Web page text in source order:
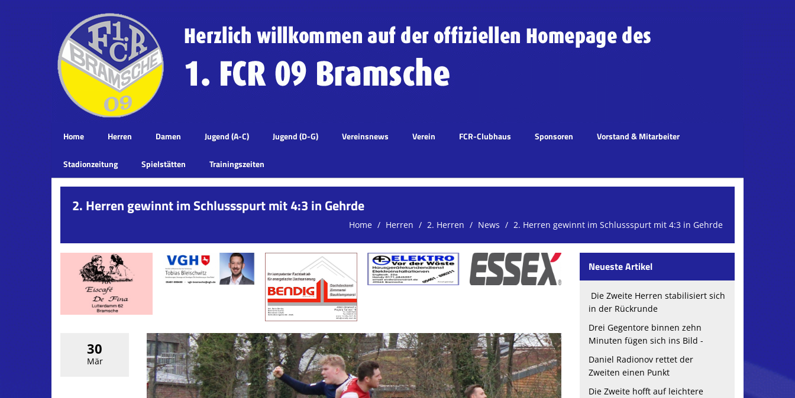
Home Herren Damen Jugend (A-C) Jugend (D-G) Vereinsnews Verein FCR-Clubhaus Sponsoren Vorstand & Mitarbeiter
Stadionzeitung Spielstätten Trainingszeiten
2. Herren gewinnt im Schlussspurt mit 4:3 in Gehrde
Home Herren 2. Herren News 2. Herren gewinnt im Schlussspurt mit 4:3 in Gehrde
30
Mär
Neueste Artikel
Die Zweite Herren stabilisiert sich
in der Rückrunde
Drei Gegentore binnen zehn
Minuten fügen sich ins Bild -
Daniel Radionov rettet der
Zweiten einen Punkt
Die Zweite hofft auf leichtere